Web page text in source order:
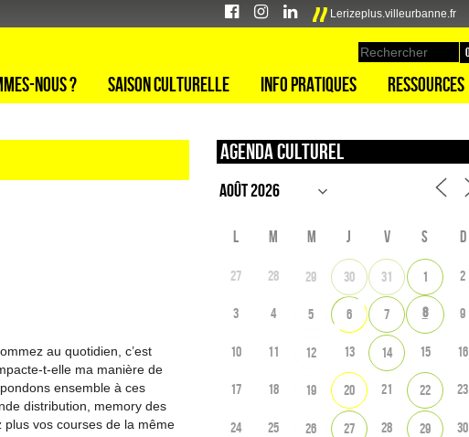
Lerizeplus.villeurbanne.fr
nous ? Saison culturelle Info pratiques Ressources
au quotidien, c’est
t-elle ma manière de
ensemble à ces
distribution, memory des
plus vos courses de la même
Agenda culturel
L M M J V S D
27 28 29 30 31 1 2
3 4 5 6 7 8 9
10 11 12 13 14 15 16
17 18 19 20 21 22 23
24 25 26 27 28 29 30